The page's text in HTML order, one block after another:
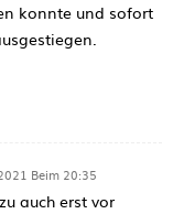
konnte und sofort
Beim 20:35
auch erst vor